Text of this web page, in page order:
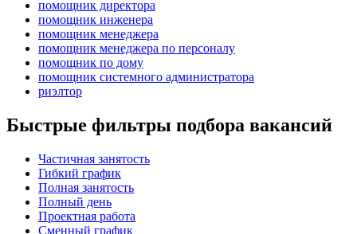
помощник директора
помощник инженера
помощник менеджера
помощник менеджера по персоналу
помощник по дому
помощник системного администратора
риэлтор
Быстрые фильтры подбора вакансий
Частичная занятость
Гибкий график
Полная занятость
Полный день
Проектная работа
Сменный график